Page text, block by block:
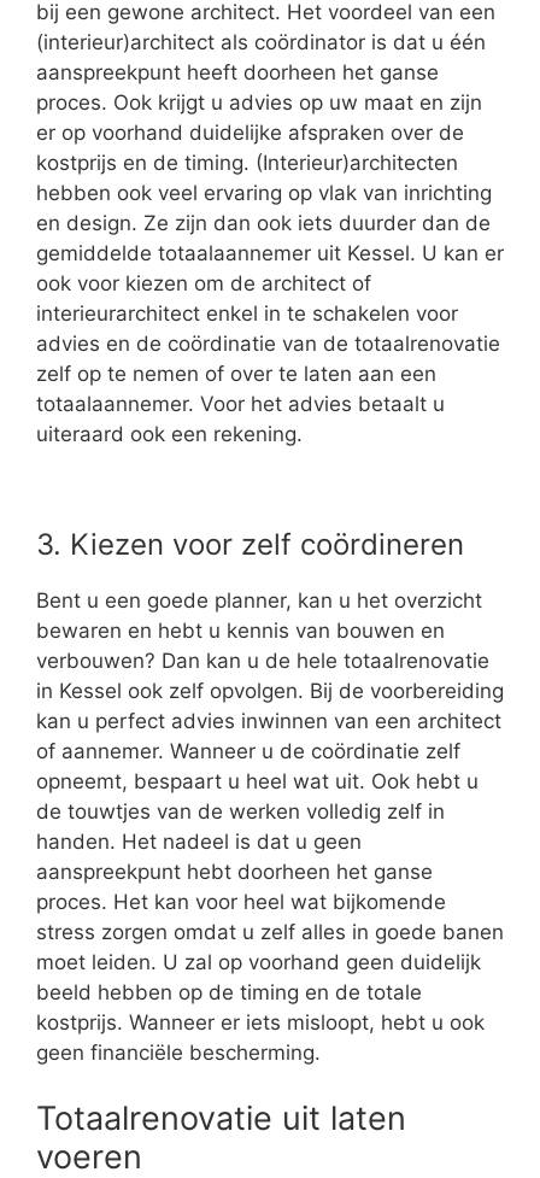
bij een gewone architect. Het voordeel van een
(interieur)architect als coördinator is dat u één
aanspreekpunt heeft doorheen het ganse
proces. Ook krijgt u advies op uw maat en zijn
er op voorhand duidelijke afspraken over de
kostprijs en de timing. (Interieur)architecten
hebben ook veel ervaring op vlak van inrichting
en design. Ze zijn dan ook iets duurder dan de
gemiddelde totaalaannemer uit Kessel. U kan er
ook voor kiezen om de architect of
interieurarchitect enkel in te schakelen voor
advies en de coördinatie van de totaalrenovatie
zelf op te nemen of over te laten aan een
totaalaannemer. Voor het advies betaalt u
uiteraard ook een rekening.
3. Kiezen voor zelf coördineren
Bent u een goede planner, kan u het overzicht
bewaren en hebt u kennis van bouwen en
verbouwen? Dan kan u de hele totaalrenovatie
in Kessel ook zelf opvolgen. Bij de voorbereiding
kan u perfect advies inwinnen van een architect
of aannemer. Wanneer u de coördinatie zelf
opneemt, bespaart u heel wat uit. Ook hebt u
de touwtjes van de werken volledig zelf in
handen. Het nadeel is dat u geen
aanspreekpunt hebt doorheen het ganse
proces. Het kan voor heel wat bijkomende
stress zorgen omdat u zelf alles in goede banen
moet leiden. U zal op voorhand geen duidelijk
beeld hebben op de timing en de totale
kostprijs. Wanneer er iets misloopt, hebt u ook
geen financiële bescherming.
Totaalrenovatie uit laten
voeren